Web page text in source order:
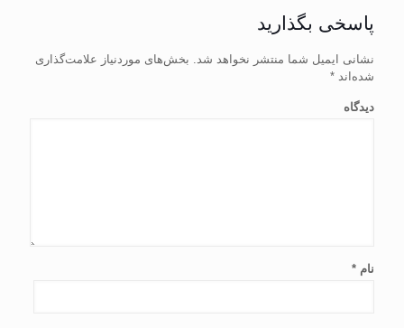
پاسخی بگذارید
نشانی ایمیل شما منتشر نخواهد شد. بخش‌های موردنیاز علامت‌گذاری
شده‌اند *
دیدگاه
نام *